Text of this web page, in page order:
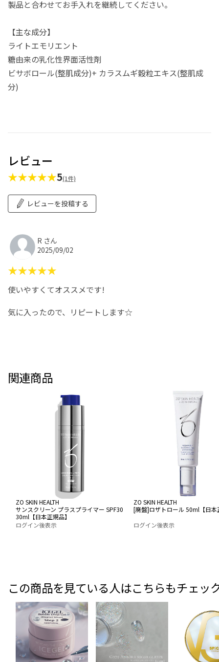
製品と合わせてお手入れを継続してください。
【主な成分】
ライトエモリエント
糖由来の乳化性界面活性剤
ビサボロール(整肌成分)+ カラスムギ穀粒エキス(整肌成
分)
レビュー
★★★★★5(1件)
レビューを投稿する
R さん
2025/09/02
★★★★★
使いやすくてオススメです!
気に入ったので、リピートします☆
関連商品
ZO SKIN HEALTH
サンスクリーン プラスプライマー SPF30
30ml【日本正規品】
ログイン後表示
ZO SKIN HEALTH
[廃盤]ロザトロール 50ml【日本
ログイン後表示
この商品を見ている人はこちらもチェッ